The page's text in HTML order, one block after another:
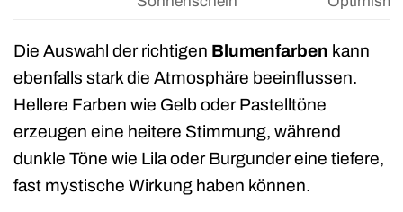
Die Auswahl der richtigen Blumenfarben kann
ebenfalls stark die Atmosphäre beeinflussen.
Hellere Farben wie Gelb oder Pastelltöne
erzeugen eine heitere Stimmung, während
dunkle Töne wie Lila oder Burgunder eine tiefere,
fast mystische Wirkung haben können.